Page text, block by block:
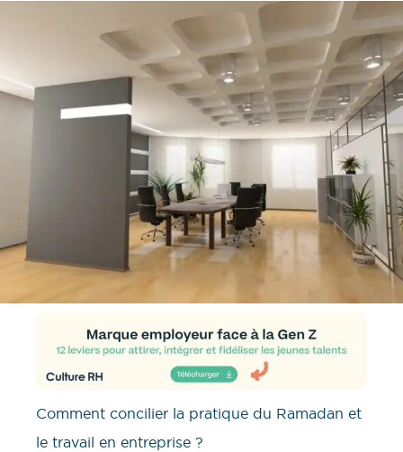
Comment concilier la pratique du Ramadan et
le travail en entreprise ?